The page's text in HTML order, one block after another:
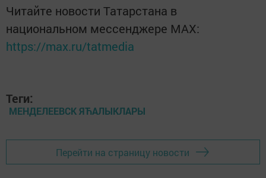
Читайте новости Татарстана в
национальном мессенджере MАХ:
https://max.ru/tatmedia
Теги:
МЕНДЕЛЕЕВСК ЯЋАЛЫКЛАРЫ
Перейти на страницу новости